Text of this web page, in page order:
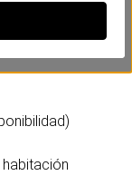
con vuestra
exclusivo,